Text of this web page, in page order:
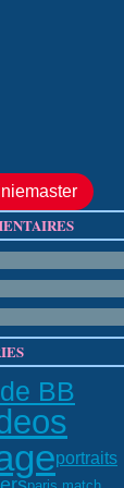
BB
portraits